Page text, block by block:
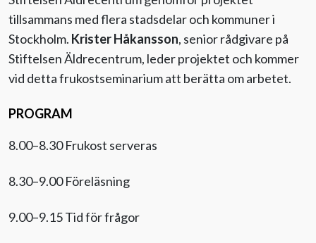
tillsammans med flera stadsdelar och kommuner i
Stockholm. Krister Håkansson, senior rådgivare på
Stiftelsen Äldrecentrum, leder projektet och kommer
vid detta frukostseminarium att berätta om arbetet.
PROGRAM
8.00–8.30 Frukost serveras
8.30–9.00 Föreläsning
9.00–9.15 Tid för frågor